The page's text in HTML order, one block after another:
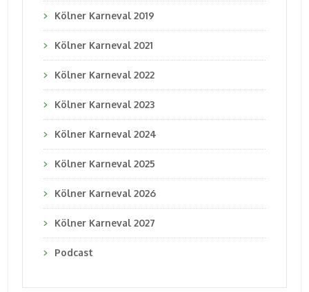
Kölner Karneval 2019
Kölner Karneval 2021
Kölner Karneval 2022
Kölner Karneval 2023
Kölner Karneval 2024
Kölner Karneval 2025
Kölner Karneval 2026
Kölner Karneval 2027
Podcast